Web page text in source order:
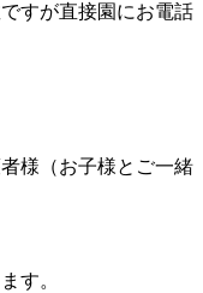
すが直接園にお電話
様（お子様とご一緒
す。